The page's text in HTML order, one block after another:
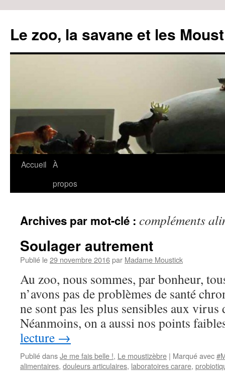
Le zoo, la savane et les
Aller
Accueil À
propos
Archives par mot-clé : compléments
Soulager autrement
Publié le29 novembre 2016par Madame Moustick
Au zoo, nous sommes, par bonheur,
n’avons pas de problèmes de santé
ne sont pas les plus sensibles aux virus
Néanmoins, on a aussi nos points
lecture →
Publié dansJe me fais belle !, Le moustizèbre | Marqué avec
alimentaires, douleurs articulaires, laboratoires carare,